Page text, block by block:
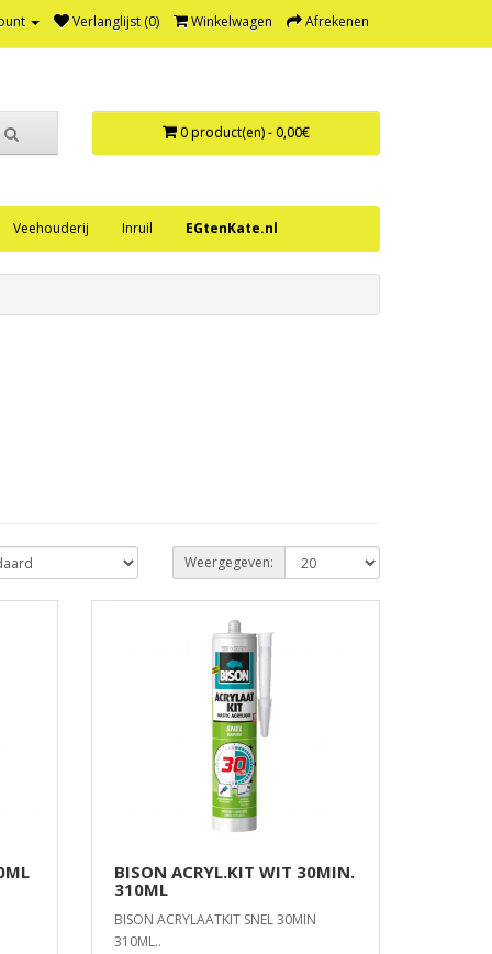
Verlanglijst (0) Winkelwagen Afrekenen
0 product(en) - 0,00€
Veehouderij Inruil EGtenKate.nl
Weergegeven:
BISON ACRYL.KIT WIT 30MIN.
310ML
BISON ACRYLAATKIT SNEL 30MIN
310ML..